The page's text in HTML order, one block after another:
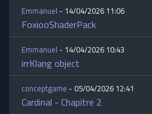
Emmanuel- 14/04/2026 11:06
FoxiooShaderPack
Emmanuel- 14/04/2026 10:43
irrKlang object
conceptgame- 05/04/2026 12:41
Cardinal - Chapitre 2